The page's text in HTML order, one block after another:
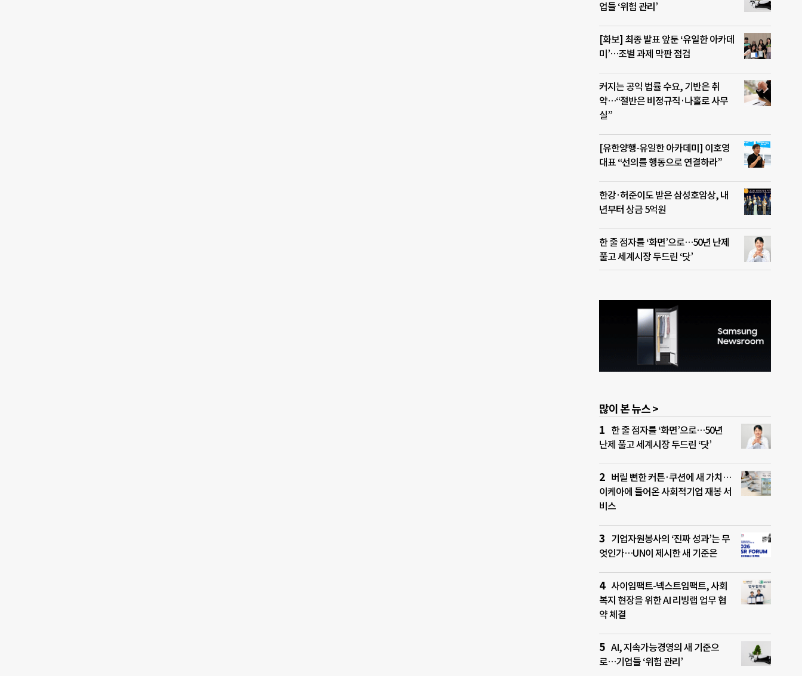
업들 ‘위험 관리’
[화보] 최종 발표 앞둔 ‘유일한 아카데
미’…조별 과제 막판 점검
커지는 공익 법률 수요, 기반은 취
약…“절반은 비정규직·나홀로 사무
실”
[유한양행-유일한 아카데미] 이호영
대표 “선의를 행동으로 연결하라”
한강·허준이도 받은 삼성호암상, 내
년부터 상금 5억원
한 줄 점자를 ‘화면’으로…50년 난제
풀고 세계시장 두드린 ‘닷’
많이 본 뉴스 >
한 줄 점자를 ‘화면’으로…50년
난제 풀고 세계시장 두드린 ‘닷’
버릴 뻔한 커튼·쿠션에 새 가치…
이케아에 들어온 사회적기업 재봉 서
비스
기업자원봉사의 ‘진짜 성과’는 무
엇인가…UN이 제시한 새 기준은
사이임팩트-넥스트임팩트, 사회
복지 현장을 위한 AI 리빙랩 업무 협
약 체결
AI, 지속가능경영의 새 기준으
로…기업들 ‘위험 관리’